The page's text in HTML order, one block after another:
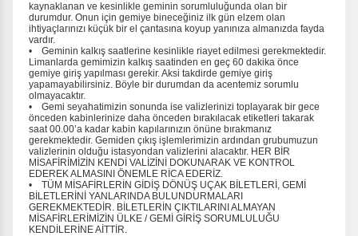
kaynaklanan ve kesinlikle geminin sorumluluğunda olan bir
durumdur. Onun için gemiye bineceğiniz ilk gün elzem olan
ihtiyaçlarınızı küçük bir el çantasına koyup yanınıza almanızda fayda
vardır.
• Geminin kalkış saatlerine kesinlikle riayet edilmesi gerekmektedir.
Limanlarda gemimizin kalkış saatinden en geç 60 dakika önce
gemiye giriş yapılması gerekir. Aksi takdirde gemiye giriş
yapamayabilirsiniz. Böyle bir durumdan da acentemiz sorumlu
olmayacaktır.
• Gemi seyahatimizin sonunda ise valizlerinizi toplayarak bir gece
önceden kabinlerinize daha önceden bırakılacak etiketleri takarak
saat 00.00’a kadar kabin kapılarınızın önüne bırakmanız
gerekmektedir. Gemiden çıkış işlemlerimizin ardından grubumuzun
valizlerinin olduğu istasyondan valizlerini alacaktır. HER BİR
MİSAFİRİMİZİN KENDİ VALİZİNİ DOKUNARAK VE KONTROL
EDEREK ALMASINI ÖNEMLE RİCA EDERİZ.
• TÜM MİSAFİRLERİN GİDİŞ DÖNÜŞ UÇAK BİLETLERİ, GEMİ
BİLETLERİNİ YANLARINDA BULUNDURMALARI
GEREKMEKTEDİR. BİLETLERİN ÇIKTILARINI ALMAYAN
MİSAFİRLERİMİZİN ÜLKE / GEMİ GİRİŞ SORUMLULUĞU
KENDİLERİNE AİTTİR.